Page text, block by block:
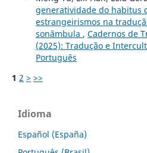
generatividade do habitus
estrangeirismos na
sonâmbula , Cadernos de
(2025): Tradução e
Português
1 2 > >>
Idioma
Español (España)